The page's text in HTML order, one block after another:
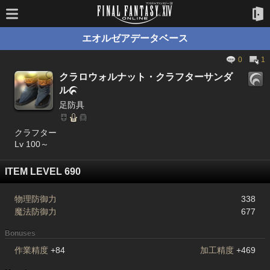
エオルゼアデータベース
0 1
クラロウォルナット・クラフターサンダ
ル
足防具
クラフター
Lv 100～
ITEM LEVEL 690
物理防御力
338
魔法防御力
677
Bonuses
作業精度 +84 加工精度 +469